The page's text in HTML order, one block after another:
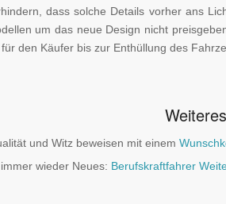
dass solche Details vorher ans
um das neue Design nicht
den Käufer bis zur Enthüllung des
und Witz beweisen mit einem
wieder Neues: Berufskraftfahrer